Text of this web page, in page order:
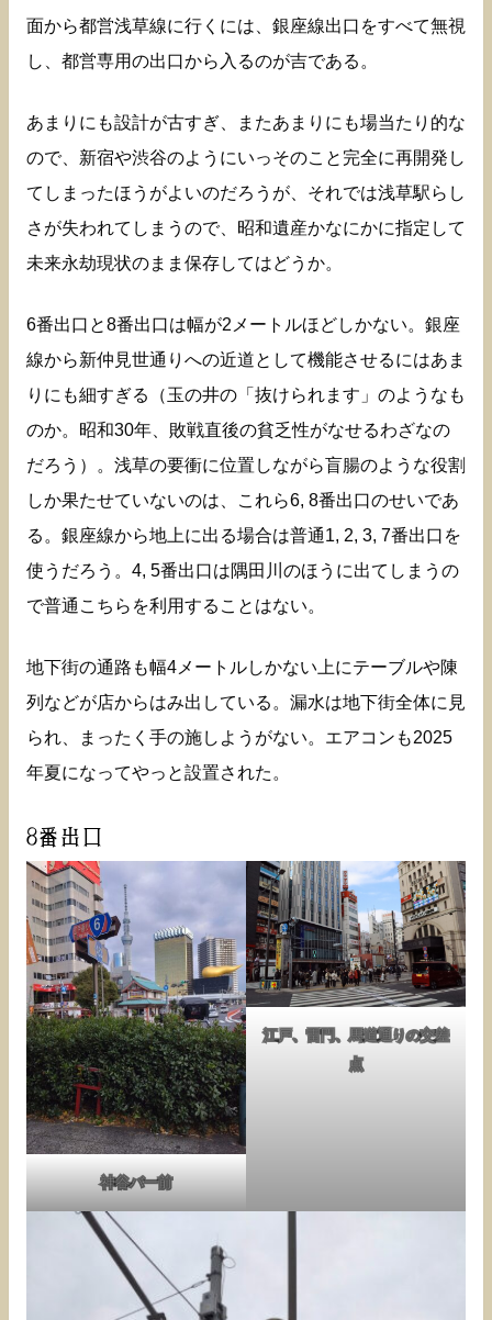
面から都営浅草線に行くには、銀座線出口をすべて無視
し、都営専用の出口から入るのが吉である。
あまりにも設計が古すぎ、またあまりにも場当たり的な
ので、新宿や渋谷のようにいっそのこと完全に再開発し
てしまったほうがよいのだろうが、それでは浅草駅らし
さが失われてしまうので、昭和遺産かなにかに指定して
未来永劫現状のまま保存してはどうか。
6番出口と8番出口は幅が2メートルほどしかない。銀座
線から新仲見世通りへの近道として機能させるにはあま
りにも細すぎる（玉の井の「抜けられます」のようなも
のか。昭和30年、敗戦直後の貧乏性がなせるわざなの
だろう）。浅草の要衝に位置しながら盲腸のような役割
しか果たせていないのは、これら6, 8番出口のせいであ
る。銀座線から地上に出る場合は普通1, 2, 3, 7番出口を
使うだろう。4, 5番出口は隅田川のほうに出てしまうの
で普通こちらを利用することはない。
地下街の通路も幅4メートルしかない上にテーブルや陳
列などが店からはみ出している。漏水は地下街全体に見
られ、まったく手の施しようがない。エアコンも2025
年夏になってやっと設置された。
8番出口
神谷バー前
江戸、雷門、馬道通りの交差
点